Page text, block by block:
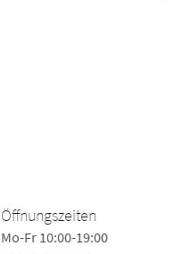
Öffnungszeiten
Mo-Fr 10:00-19:00